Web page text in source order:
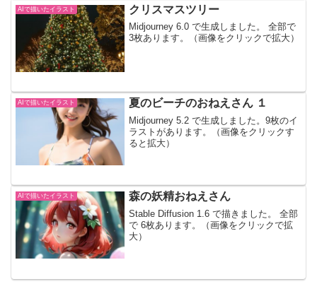
AIで描いたイラスト クリスマスツリー
Midjourney 6.0 で生成しました。 全部で
3枚あります。（画像をクリックで拡大）
AIで描いたイラスト 夏のビーチのおねえさん １
Midjourney 5.2 で生成しました。9枚のイ
ラストがあります。（画像をクリックす
ると拡大）
AIで描いたイラスト 森の妖精おねえさん
Stable Diffusion 1.6 で描きました。 全部
で 6枚あります。（画像をクリックで拡
大）